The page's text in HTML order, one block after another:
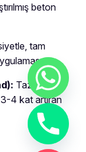
beton
tam
Taze beton
4 kat artıran